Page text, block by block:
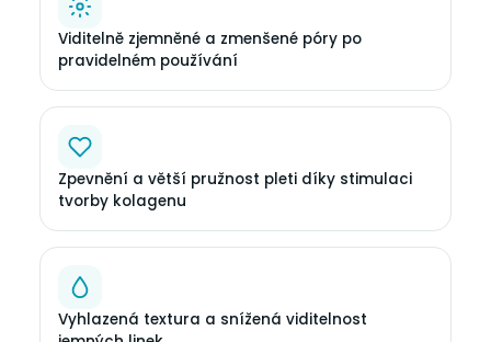
Viditelně zjemněné a zmenšené póry po
pravidelném používání
Zpevnění a větší pružnost pleti díky stimulaci
tvorby kolagenu
Vyhlazená textura a snížená viditelnost